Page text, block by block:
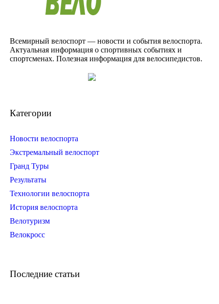
Всемирный велоспорт — новости и события велоспорта.
Актуальная информация о спортивных событиях и
спортсменах. Полезная информация для велосипедистов.
Категории
Новости велоспорта
Экстремальный велоспорт
Гранд Туры
Результаты
Технологии велоспорта
История велоспорта
Велотуризм
Велокросс
Последние статьи